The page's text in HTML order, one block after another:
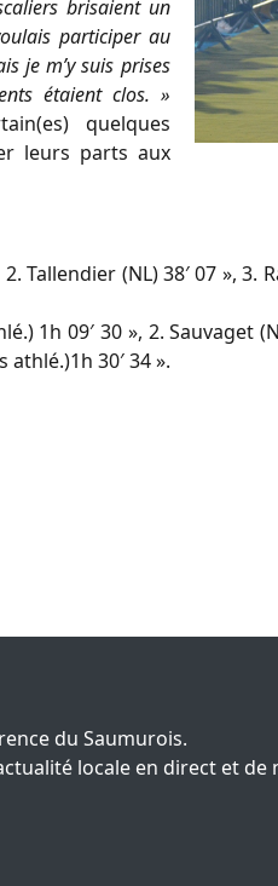
brisaient un
participer au
je m’y suis prises
étaient clos. »
quelques
leurs parts aux
Tallendier (NL) 38′ 07 », 3.
1h 09′ 30 », 2. Sauvaget
athlé.)1h 30′ 34 ».
du Saumurois.
locale en direct et